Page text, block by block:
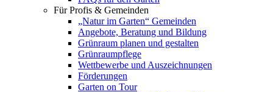
Für Profis & Gemeinden
„Natur im Garten“ Gemeinden
Angebote, Beratung und Bildung
Grünraum planen und gestalten
Grünraumpflege
Wettbewerbe und Auszeichnungen
Förderungen
Garten on Tour